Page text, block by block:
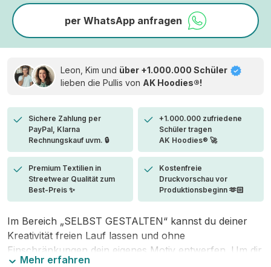
per WhatsApp anfragen
Leon, Kim und über +1.000.000 Schüler
lieben die Pullis von AK Hoodies®!
Sichere Zahlung per
PayPal, Klarna
Rechnungskauf uvm. 🔒
+1.000.000 zufriedene
Schüler tragen
AK Hoodies® 🚀
Premium Textilien in
Streetwear Qualität zum
Best-Preis ✨
Kostenfreie
Druckvorschau vor
Produktionsbeginn 🫶🏻
Im Bereich „SELBST GESTALTEN“ kannst du deiner
Kreativität freien Lauf lassen und ohne
Einschränkungen dein eigenes Motiv entwerfen. Um dir
Mehr erfahren